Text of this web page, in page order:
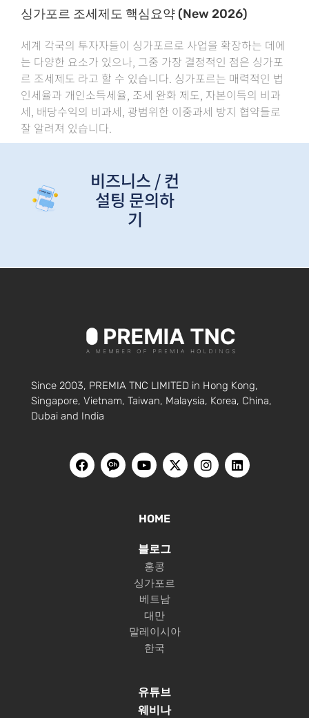
싱가포르 조세제도 핵심요약 (New 2026)
세계 각국의 투자자들이 싱가포르로 사업을 확장하는 데에
는 다양한 요소가 있으나, 그중 가장 결정적인 점은 싱가포
르 조세제도 라고 할 수 있습니다. 싱가포르는 매력적인 법
인세율과 개인소득세율, 조세 완화 제도, 자본이득의 비과
세, 배당수익의 비과세, 광범위한 이중과세 방지 협약들로
잘 알려져 있습니다.
비즈니스 / 컨
설팅 문의하
기
Since 2003, PREMIA TNC LIMITED in Hong Kong,
Singapore, Vietnam, Taiwan, Malaysia, Korea, China,
Dubai and India
HOME
블로그
홍콩
싱가포르
베트남
대만
말레이시아
한국
유튜브
웨비나